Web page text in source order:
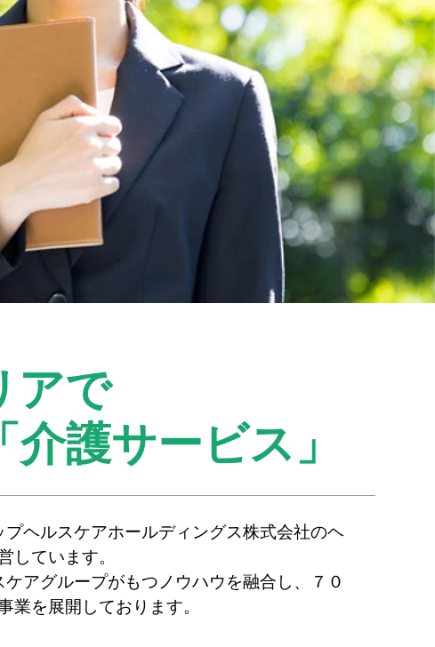
アで
「介護サービス」
ヘルスケアホールディングス株式会社のヘ
しています。
アグループがもつノウハウを融合し、７０
業を展開しております。